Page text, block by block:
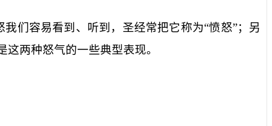
我们容易看到、听到，圣经常把它称为“愤怒”；另
两种怒气的一些典型表现。